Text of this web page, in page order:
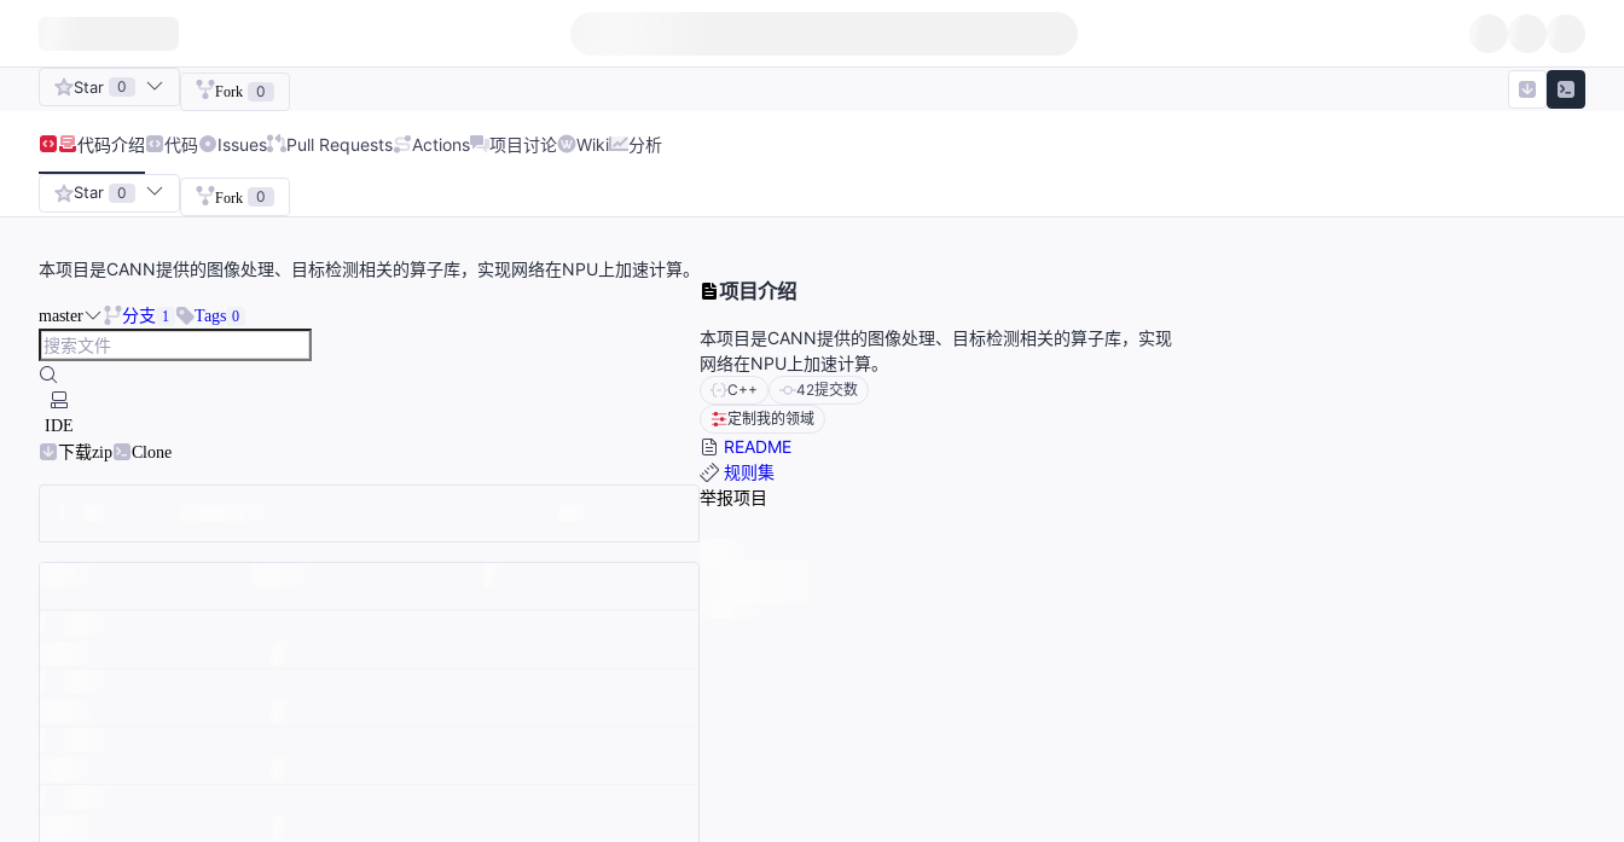
Star 0 Fork 0
代码介绍 代码 Issues Pull Requests Actions 项目讨论 Wiki 分析
Star 0 Fork 0
本项目是CANN提供的图像处理、目标检测相关的算子库，实现网络在NPU上加速计算。
master 分支 1 Tags 0
IDE
下载zip
Clone
项目介绍
本项目是CANN提供的图像处理、目标检测相关的算子库，实现
网络在NPU上加速计算。
C++ 42提交数
定制我的领域
README
规则集
举报项目